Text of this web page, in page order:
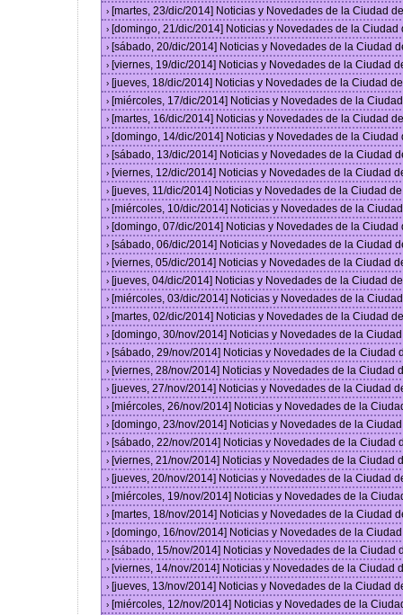
› [martes, 23/dic/2014] Noticias y Novedades de la Ciudad
› [domingo, 21/dic/2014] Noticias y Novedades de la
› [sábado, 20/dic/2014] Noticias y Novedades de la Ciudad
› [viernes, 19/dic/2014] Noticias y Novedades de la Ciudad
› [jueves, 18/dic/2014] Noticias y Novedades de la Ciudad
› [miércoles, 17/dic/2014] Noticias y Novedades de la
› [martes, 16/dic/2014] Noticias y Novedades de la Ciudad
› [domingo, 14/dic/2014] Noticias y Novedades de la
› [sábado, 13/dic/2014] Noticias y Novedades de la Ciudad
› [viernes, 12/dic/2014] Noticias y Novedades de la Ciudad
› [jueves, 11/dic/2014] Noticias y Novedades de la Ciudad
› [miércoles, 10/dic/2014] Noticias y Novedades de la
› [domingo, 07/dic/2014] Noticias y Novedades de la
› [sábado, 06/dic/2014] Noticias y Novedades de la Ciudad
› [viernes, 05/dic/2014] Noticias y Novedades de la Ciudad
› [jueves, 04/dic/2014] Noticias y Novedades de la Ciudad
› [miércoles, 03/dic/2014] Noticias y Novedades de la
› [martes, 02/dic/2014] Noticias y Novedades de la Ciudad
› [domingo, 30/nov/2014] Noticias y Novedades de la
› [sábado, 29/nov/2014] Noticias y Novedades de la Ciudad
› [viernes, 28/nov/2014] Noticias y Novedades de la Ciudad
› [jueves, 27/nov/2014] Noticias y Novedades de la Ciudad
› [miércoles, 26/nov/2014] Noticias y Novedades de la
› [domingo, 23/nov/2014] Noticias y Novedades de la
› [sábado, 22/nov/2014] Noticias y Novedades de la Ciudad
› [viernes, 21/nov/2014] Noticias y Novedades de la Ciudad
› [jueves, 20/nov/2014] Noticias y Novedades de la Ciudad
› [miércoles, 19/nov/2014] Noticias y Novedades de la
› [martes, 18/nov/2014] Noticias y Novedades de la Ciudad
› [domingo, 16/nov/2014] Noticias y Novedades de la
› [sábado, 15/nov/2014] Noticias y Novedades de la Ciudad
› [viernes, 14/nov/2014] Noticias y Novedades de la Ciudad
› [jueves, 13/nov/2014] Noticias y Novedades de la Ciudad
› [miércoles, 12/nov/2014] Noticias y Novedades de la